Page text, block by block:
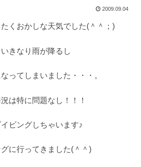
2009.09.04
くおかしな天気でした(＾＾；)
きなり雨が降るし
ってしまいました・・・。
は特に問題なし！！！
ビングしちゃいます♪
に行ってきました(＾＾)